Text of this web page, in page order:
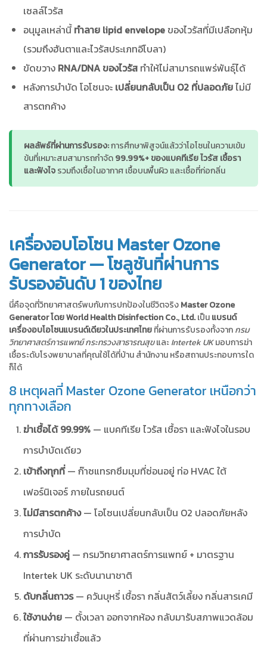
เซลล์ไวรัส
อนุมูลเหล่านี้ทำลาย lipid envelope ของไวรัสที่มีเปลือกหุ้ม
(รวมถึงฮันตาและไวรัสประเภทอีโบลา)
ขัดขวาง RNA/DNA ของไวรัส ทำให้ไม่สามารถแพร่พันธุ์ได้
หลังการบำบัด โอโซนจะ เปลี่ยนกลับเป็น O2 ที่ปลอดภัยไม่มี
สารตกค้าง
ผลลัพธ์ที่ผ่านการรับรอง:การศึกษาพิสูจน์แล้วว่าโอโซนในความเข้ม
ข้นที่เหมาะสมสามารถกำจัด99.99%+ ของแบคทีเรีย ไวรัส เชื้อรา
และฟังไจรวมถึงเชื้อในอากาศ เชื้อบนพื้นผิว และเชื้อที่ก่อกลิ่น
เครื่องอบโอโซน Master Ozone
Generator — โซลูชันที่ผ่านการ
รับรองอันดับ 1 ของไทย
นี่คือจุดที่วิทยาศาสตร์พบกับการปกป้องในชีวิตจริงMaster Ozone
Generator โดย World Health Disinfection Co., Ltd.เป็นแบรนด์
เครื่องอบโอโซนแบรนด์เดียวในประเทศไทยที่ผ่านการรับรองทั้งจากกรม
วิทยาศาสตร์การแพทย์ กระทรวงสาธารณสุขและIntertek UKมอบการฆ่า
เชื้อระดับโรงพยาบาลที่คุณใช้ได้ที่บ้าน สำนักงาน หรือสถานประกอบการใด
ก็ได้
8 เหตุผลที่ Master Ozone Generator เหนือกว่า
ทุกทางเลือก
ฆ่าเชื้อได้ 99.99% — แบคทีเรีย ไวรัส เชื้อรา และฟังไจในรอบ
การบำบัดเดียว
เข้าถึงทุกที่— ก๊าซแทรกซึมมุมที่ซ่อนอยู่ ท่อ HVAC ใต้
เฟอร์นิเจอร์ ภายในรถยนต์
ไม่มีสารตกค้าง— โอโซนเปลี่ยนกลับเป็น O2 ปลอดภัยหลัง
การบำบัด
การรับรองคู่ — กรมวิทยาศาสตร์การแพทย์ + มาตรฐาน
Intertek UK ระดับนานาชาติ
ดับกลิ่นถาวร— ควันบุหรี่ เชื้อรา กลิ่นสัตว์เลี้ยง กลิ่นสารเคมี
ใช้งานง่าย — ตั้งเวลา ออกจากห้อง กลับมารับสภาพแวดล้อม
ที่ผ่านการฆ่าเชื้อแล้ว